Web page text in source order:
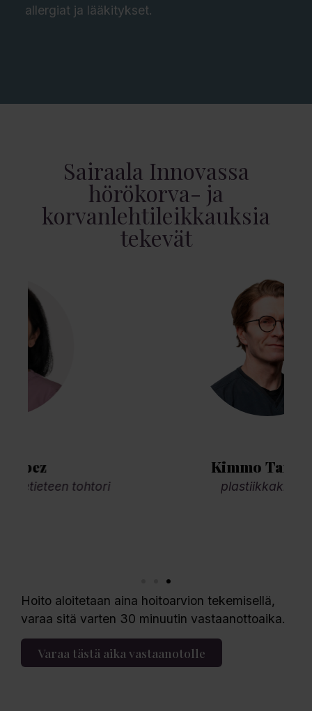
allergiat ja lääkitykset.
Sairaala Innovassa
hörökorva- ja
korvanlehtileikkauksia
tekevät
Kimmo Tanttula
plastiikkakirurgi
Hoito aloitetaan aina hoitoarvion tekemisellä,
varaa sitä varten 30 minuutin vastaanottoaika.
Varaa tästä aika vastaanotolle